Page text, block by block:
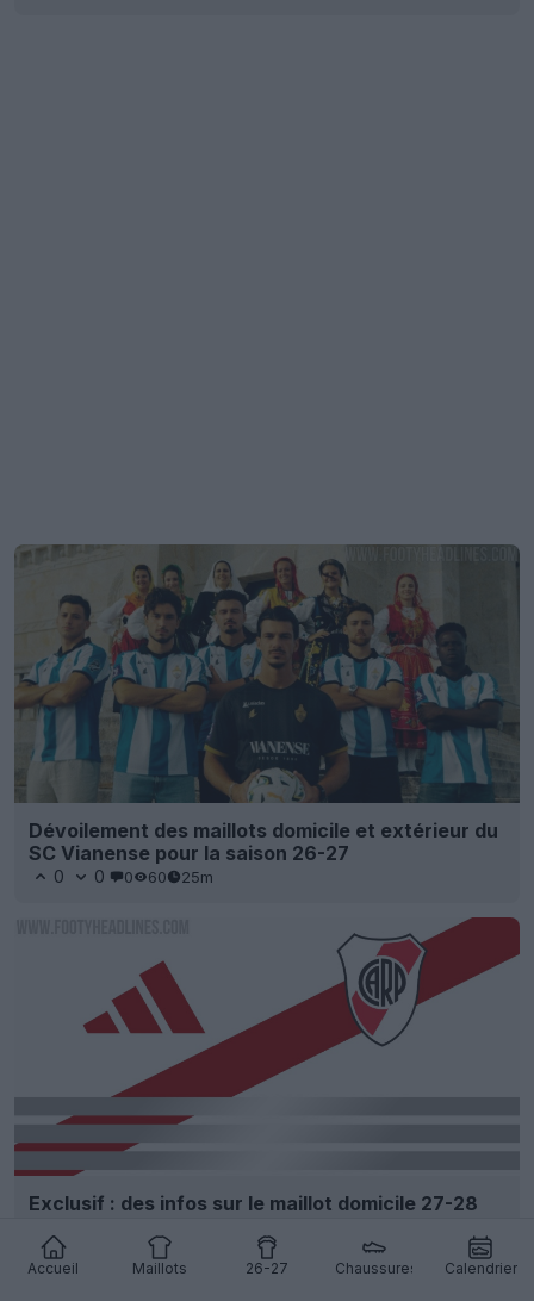
Accueil Maillots 26-27 Chaussures Calendrier
Dévoilement des maillots domicile et extérieur du
SC Vianense pour la saison 26-27
0 0 0 60 25m
Exclusif : des infos sur le maillot domicile 27-28
FUITE 1 58m